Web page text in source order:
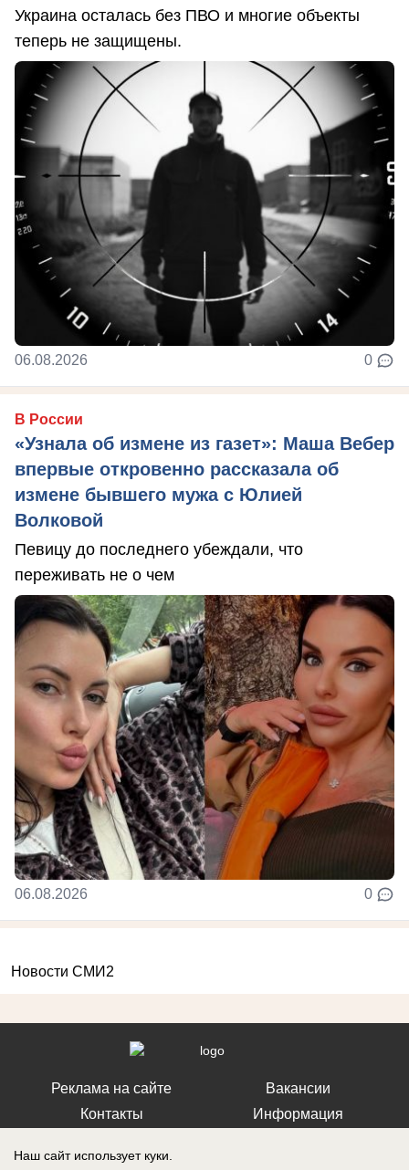
Украина осталась без ПВО и многие объекты
теперь не защищены.
06.08.2026 0
В России
«Узнала об измене из газет»: Маша Вебер
впервые откровенно рассказала об
измене бывшего мужа с Юлией
Волковой
Певицу до последнего убеждали, что
переживать не о чем
06.08.2026 0
Новости СМИ2
Реклама на сайте
Контакты
Вакансии
Информация
Наш сайт использует куки.